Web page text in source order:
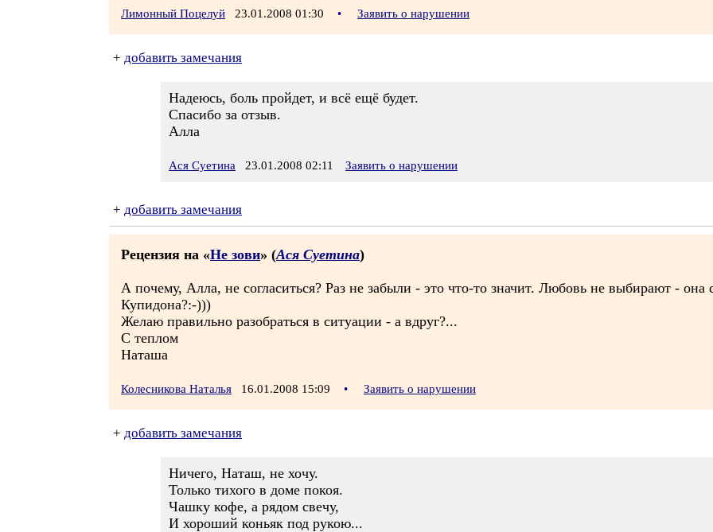
Лимонный Поцелуй 23.01.2008 01:30 • Заявить о нарушении
+ добавить замечания
Надеюсь, боль пройдет, и всё ещё будет.
Спасибо за отзыв.
Алла
Ася Суетина 23.01.2008 02:11 Заявить о нарушении
+ добавить замечания
Рецензия на «Не зови» (Ася Суетина)
А почему, Алла, не согласиться? Раз не забыли - это что-то значит. Любовь не выбирают -
Купидона?:-)))
Желаю правильно разобраться в ситуации - а вдруг?...
С теплом
Наташа
Колесникова Наталья 16.01.2008 15:09 • Заявить о нарушении
+ добавить замечания
Ничего, Наташ, не хочу.
Только тихого в доме покоя.
Чашку кофе, а рядом свечу,
И хороший коньяк под рукою...